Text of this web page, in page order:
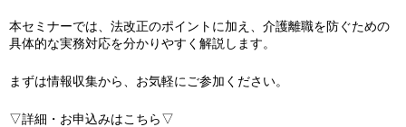
本セミナーでは、法改正のポイントに加え、介護離職を防ぐための
具体的な実務対応を分かりやすく解説します。
まずは情報収集から、お気軽にご参加ください。
▽詳細・お申込みはこちら▽